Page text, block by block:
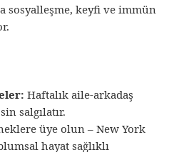
sosyalleşme, keyfi ve immün
Haftalık aile-arkadaş
salgılatır.
üye olun – New York
hayat sağlıklı